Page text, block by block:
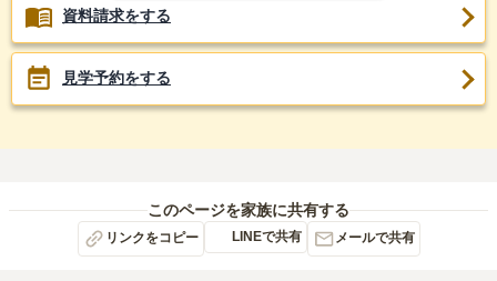
資料請求をする
見学予約をする
このページを家族に共有する
リンクをコピー LINEで共有 メールで共有